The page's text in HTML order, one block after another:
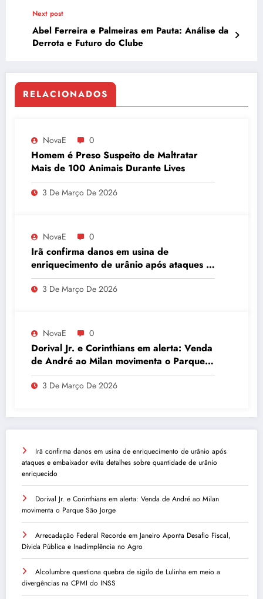
Next post
Abel Ferreira e Palmeiras em Pauta: Análise da
Derrota e Futuro do Clube
RELACIONADOS
NovaE 0
Homem é Preso Suspeito de Maltratar
Mais de 100 Animais Durante Lives
3 De Março De 2026
NovaE 0
Irã confirma danos em usina de
enriquecimento de urânio após ataques e
embaixador evita detalhes sobre
quantidade de urânio enriquecido
3 De Março De 2026
NovaE 0
Dorival Jr. e Corinthians em alerta: Venda
de André ao Milan movimenta o Parque
São Jorge
3 De Março De 2026
Irã confirma danos em usina de enriquecimento de urânio após
ataques e embaixador evita detalhes sobre quantidade de urânio
enriquecido
Dorival Jr. e Corinthians em alerta: Venda de André ao Milan
movimenta o Parque São Jorge
Arrecadação Federal Recorde em Janeiro Aponta Desafio Fiscal,
Dívida Pública e Inadimplência no Agro
Alcolumbre questiona quebra de sigilo de Lulinha em meio a
divergências na CPMI do INSS